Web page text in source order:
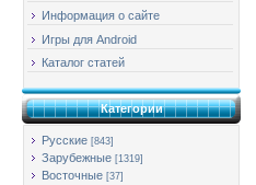
Информация о сайте
Игры для Android
Каталог статей
Категории
Русские [843]
Зарубежные [1319]
Восточные [37]